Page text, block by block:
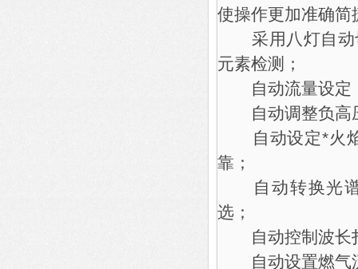
使操作更加准确简
采用八灯自动
元素检测；
自动流量设定
自动调整负高
自动设定*火焰
靠；
自动转换光谱
选；
自动控制波长
自动设置燃气